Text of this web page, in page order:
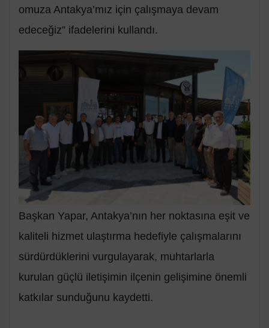
omuza Antakya’mız için çalışmaya devam
edeceğiz” ifadelerini kullandı.
Başkan Yapar, Antakya’nın her noktasına eşit ve
kaliteli hizmet ulaştırma hedefiyle çalışmalarını
sürdürdüklerini vurgulayarak, muhtarlarla
kurulan güçlü iletişimin ilçenin gelişimine önemli
katkılar sunduğunu kaydetti.